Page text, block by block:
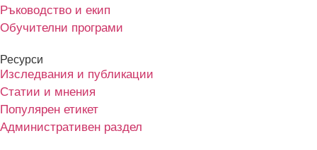
Ръководство и екип
Обучителни програми
Ресурси
Изследвания и публикации
Статии и мнения
Популярен етикет
Административен раздел